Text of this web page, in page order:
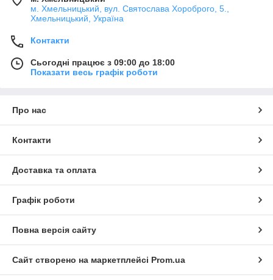
м. Хмельницький, вул. Святослава Хороброго, 5.,
Хмельницький, Україна
Контакти
Сьогодні працює з 09:00 до 18:00
Показати весь графік роботи
Про нас
Контакти
Доставка та оплата
Графік роботи
Повна версія сайту
Сайт створено на маркетплейсі Prom.ua